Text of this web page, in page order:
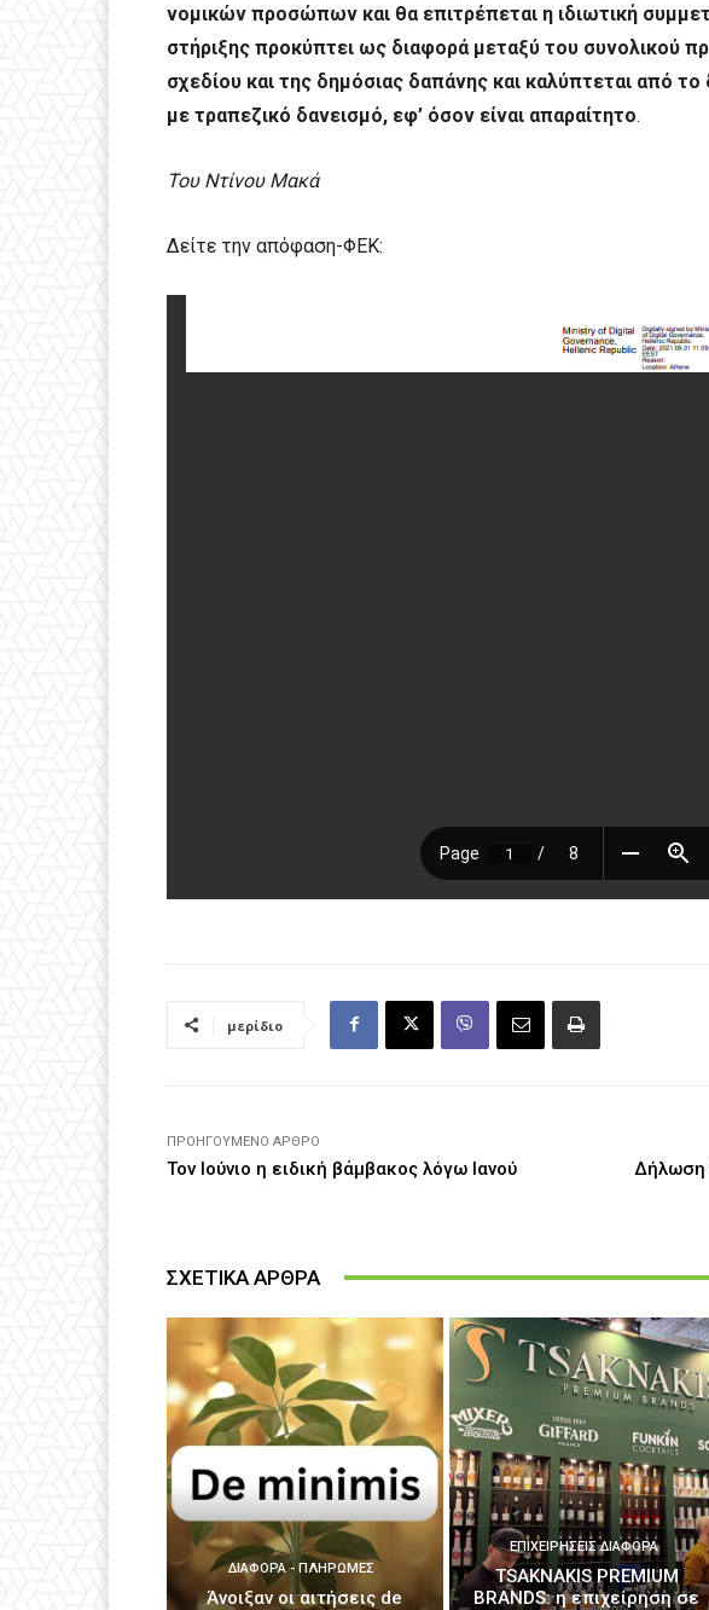
νομικών προσώπων και θα επιτρέπεται η ιδιωτική
στήριξης προκύπτει ως διαφορά μεταξύ του συνολικού
σχεδίου και της δημόσιας δαπάνης και καλύπτεται από το
με τραπεζικό δανεισμό, εφ’ όσον είναι απαραίτητο.
Του Ντίνου Μακά
Δείτε την απόφαση-ΦΕΚ:
μερίδιο
ΠΡΟΗΓΟΎΜΕΝΟ ΆΡΘΡΟ
Τον Ιούνιο η ειδική βάμβακος λόγω Ιανού
Δήλωση
ΣΧΕΤΙΚΑ ΑΡΘΡΑ
ΔΙΆΦΟΡΑ - ΠΛΗΡΩΜΈΣ
Άνοιξαν οι αιτήσεις de
ΕΠΙΧΕΙΡΉΣΕΙΣ ΔΙΆΦΟΡΑ
TSAKNAKIS PREMIUM
BRANDS: η επιχείρηση σε